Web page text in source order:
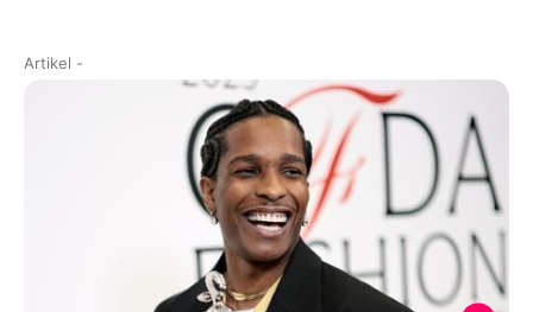
Artikel -